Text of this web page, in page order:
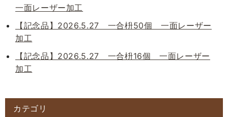
一面レーザー加工
【記念品】2026.5.27 一合枡50個 一面レーザー
加工
【記念品】2026.5.27 一合枡16個 一面レーザー
加工
カテゴリ